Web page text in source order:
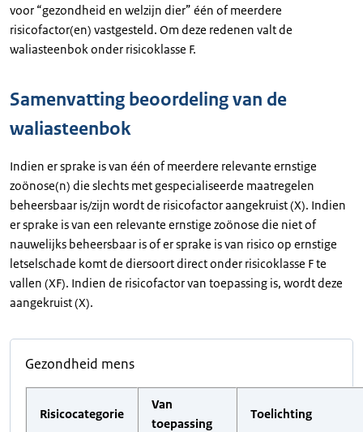
voor “gezondheid en welzijn dier” één of meerdere
risicofactor(en) vastgesteld. Om deze redenen valt de
waliasteenbok onder risicoklasse F.
Samenvatting beoordeling van de
waliasteenbok
Indien er sprake is van één of meerdere relevante ernstige
zoönose(n) die slechts met gespecialiseerde maatregelen
beheersbaar is/zijn wordt de risicofactor aangekruist (X). Indien
er sprake is van een relevante ernstige zoönose die niet of
nauwelijks beheersbaar is of er sprake is van risico op ernstige
letselschade komt de diersoort direct onder risicoklasse F te
vallen (XF). Indien de risicofactor van toepassing is, wordt deze
aangekruist (X).
Gezondheid mens
Risicocategorie
Van
toepassing
Toelichting